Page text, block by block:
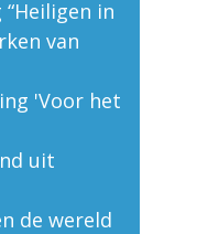
in
van
'Voor het
uit
de wereld